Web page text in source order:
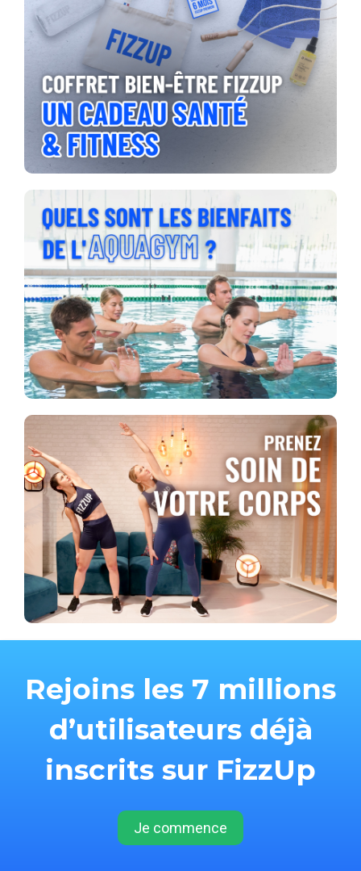
Rejoins les 7 millions
d’utilisateurs déjà
inscrits sur FizzUp
Je commence